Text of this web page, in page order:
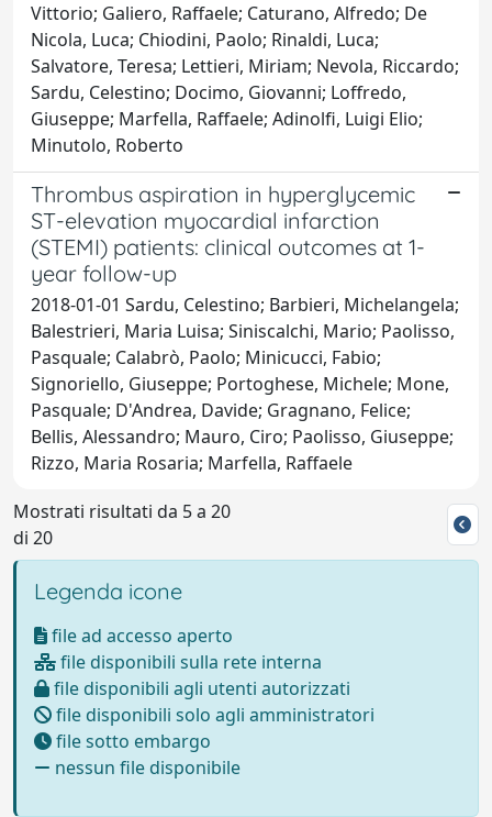
Vittorio; Galiero, Raffaele; Caturano, Alfredo; De
Nicola, Luca; Chiodini, Paolo; Rinaldi, Luca;
Salvatore, Teresa; Lettieri, Miriam; Nevola, Riccardo;
Sardu, Celestino; Docimo, Giovanni; Loffredo,
Giuseppe; Marfella, Raffaele; Adinolfi, Luigi Elio;
Minutolo, Roberto
Thrombus aspiration in hyperglycemic
ST-elevation myocardial infarction
(STEMI) patients: clinical outcomes at 1-
year follow-up
2018-01-01 Sardu, Celestino; Barbieri, Michelangela;
Balestrieri, Maria Luisa; Siniscalchi, Mario; Paolisso,
Pasquale; Calabrò, Paolo; Minicucci, Fabio;
Signoriello, Giuseppe; Portoghese, Michele; Mone,
Pasquale; D'Andrea, Davide; Gragnano, Felice;
Bellis, Alessandro; Mauro, Ciro; Paolisso, Giuseppe;
Rizzo, Maria Rosaria; Marfella, Raffaele
Mostrati risultati da 5 a 20
di 20
Legenda icone
file ad accesso aperto
file disponibili sulla rete interna
file disponibili agli utenti autorizzati
file disponibili solo agli amministratori
file sotto embargo
nessun file disponibile